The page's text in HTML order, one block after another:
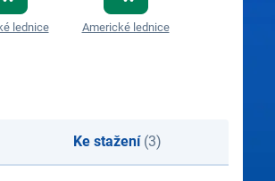
lednice Americké lednice
Ke stažení(3)